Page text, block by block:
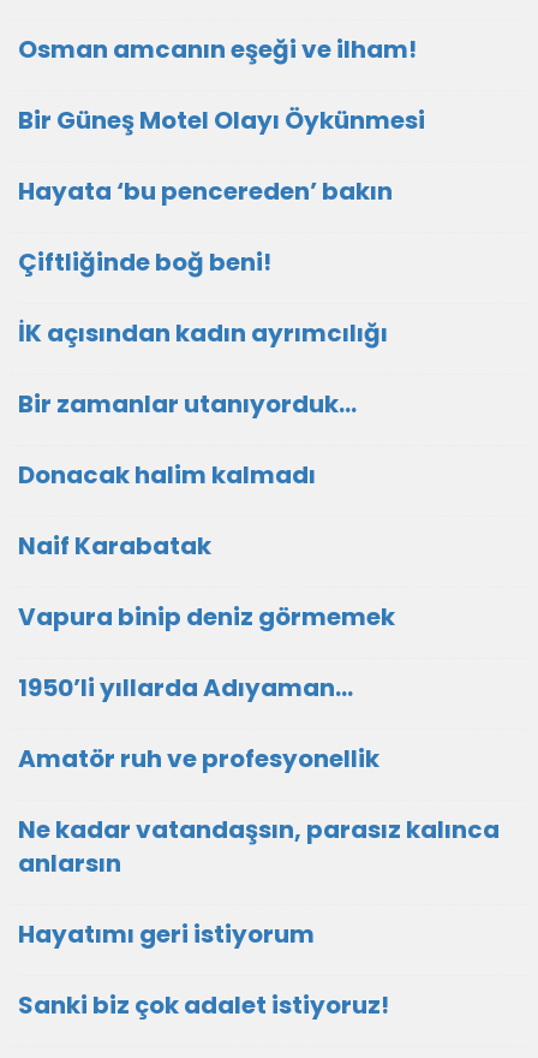
Osman amcanın eşeği ve ilham!
Bir Güneş Motel Olayı Öykünmesi
Hayata ‘bu pencereden’ bakın
Çiftliğinde boğ beni!
İK açısından kadın ayrımcılığı
Bir zamanlar utanıyorduk…
Donacak halim kalmadı
Naif Karabatak
Vapura binip deniz görmemek
1950’li yıllarda Adıyaman…
Amatör ruh ve profesyonellik
Ne kadar vatandaşsın, parasız kalınca
anlarsın
Hayatımı geri istiyorum
Sanki biz çok adalet istiyoruz!